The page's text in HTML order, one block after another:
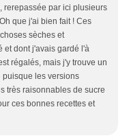
rerepassée par ici plusieurs
que j'ai bien fait ! Ces
sèches et
et dont j'avais gardé l'à
régalés, mais j'y trouve un
les versions
très raisonnables de sucre
ces bonnes recettes et